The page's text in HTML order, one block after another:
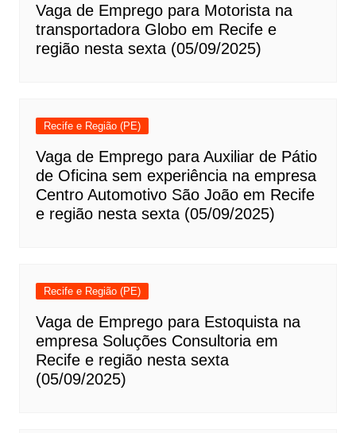
Vaga de Emprego para Motorista na
transportadora Globo em Recife e
região nesta sexta (05/09/2025)
Recife e Região (PE)
Vaga de Emprego para Auxiliar de Pátio
de Oficina sem experiência na empresa
Centro Automotivo São João em Recife
e região nesta sexta (05/09/2025)
Recife e Região (PE)
Vaga de Emprego para Estoquista na
empresa Soluções Consultoria em
Recife e região nesta sexta
(05/09/2025)